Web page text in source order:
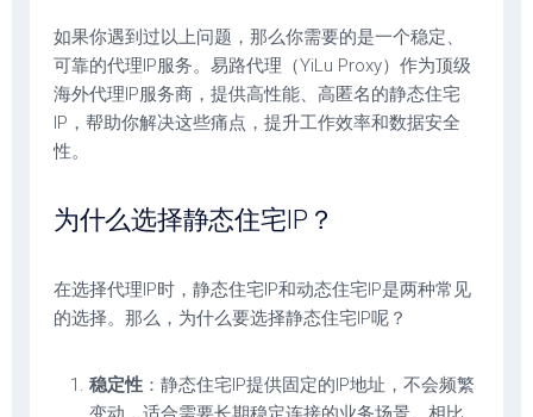
如果你遇到过以上问题，那么你需要的是一个稳定、
可靠的代理IP服务。易路代理（YiLu Proxy）作为顶级
海外代理IP服务商，提供高性能、高匿名的静态住宅
IP，帮助你解决这些痛点，提升工作效率和数据安全
性。
为什么选择静态住宅IP？
在选择代理IP时，静态住宅IP和动态住宅IP是两种常见
的选择。那么，为什么要选择静态住宅IP呢？
稳定性 ：静态住宅IP提供固定的IP地址，不会频繁